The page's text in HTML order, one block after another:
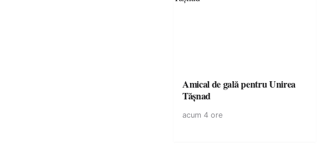
Amical de gală pentru Unirea
Tășnad
acum 4 ore